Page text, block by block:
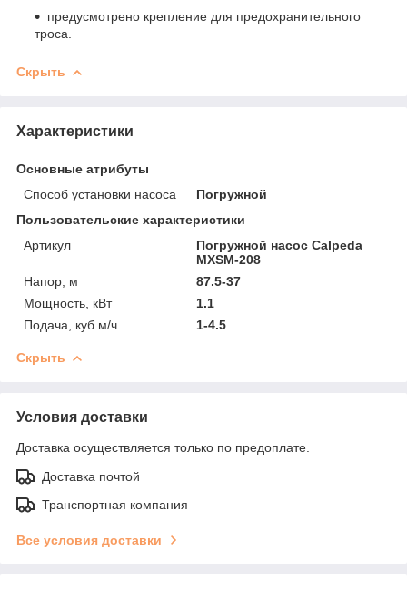
предусмотрено крепление для предохранительного
троса.
Скрыть
Характеристики
Основные атрибуты
Способ установки насоса
Погружной
Пользовательские характеристики
Артикул
Погружной насос Calpeda
MXSM-208
Напор, м
87.5-37
Мощность, кВт
1.1
Подача, куб.м/ч
1-4.5
Скрыть
Условия доставки
Доставка осуществляется только по предоплате.
Доставка почтой
Транспортная компания
Все условия доставки